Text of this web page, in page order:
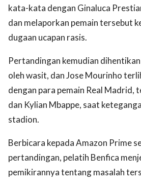
kata-kata dengan Ginaluca
dan melaporkan pemain tersebut
dugaan ucapan rasis.
Pertandingan kemudian
oleh wasit, dan Jose Mourinho
dengan para pemain Real Madrid,
dan Kylian Mbappe, saat
stadion.
Berbicara kepada Amazon Prime
pertandingan, pelatih Benfica
pemikirannya tentang masalah